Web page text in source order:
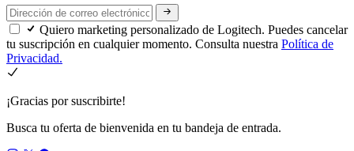
Quiero marketing personalizado de Logitech. Puedes cancelar
tu suscripción en cualquier momento. Consulta nuestra Política de
Privacidad.
¡Gracias por suscribirte!
Busca tu oferta de bienvenida en tu bandeja de entrada.